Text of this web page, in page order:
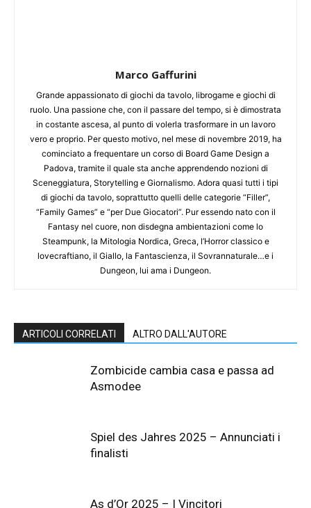
Marco Gaffurini
Grande appassionato di giochi da tavolo, librogame e giochi di
ruolo. Una passione che, con il passare del tempo, si è dimostrata
in costante ascesa, al punto di volerla trasformare in un lavoro
vero e proprio. Per questo motivo, nel mese di novembre 2019, ha
cominciato a frequentare un corso di Board Game Design a
Padova, tramite il quale sta anche apprendendo nozioni di
Sceneggiatura, Storytelling e Giornalismo. Adora quasi tutti i tipi
di giochi da tavolo, soprattutto quelli delle categorie “Filler”,
“Family Games” e “per Due Giocatori”. Pur essendo nato con il
Fantasy nel cuore, non disdegna ambientazioni come lo
Steampunk, la Mitologia Nordica, Greca, l’Horror classico e
lovecraftiano, il Giallo, la Fantascienza, il Sovrannaturale…e i
Dungeon, lui ama i Dungeon.
ARTICOLI CORRELATI ALTRO DALL'AUTORE
Zombicide cambia casa e passa ad
Asmodee
Spiel des Jahres 2025 – Annunciati i
finalisti
As d’Or 2025 – I Vincitori